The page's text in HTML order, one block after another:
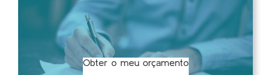
Obter o meu orçamento